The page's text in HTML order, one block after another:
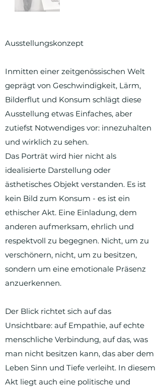
Ausstellungskonzept
Inmitten einer zeitgenössischen Welt
geprägt von Geschwindigkeit, Lärm,
Bilderflut und Konsum schlägt diese
Ausstellung etwas Einfaches, aber
zutiefst Notwendiges vor: innezuhalten
und wirklich zu sehen.
Das Porträt wird hier nicht als
idealisierte Darstellung oder
ästhetisches Objekt verstanden. Es ist
kein Bild zum Konsum - es ist ein
ethischer Akt. Eine Einladung, dem
anderen aufmerksam, ehrlich und
respektvoll zu begegnen. Nicht, um zu
ver­schönern, nicht, um zu besitzen,
sondern um eine emotionale Präsenz
anzuerkennen.
Der Blick richtet sich auf das
Unsichtbare: auf Empathie, auf echte
menschliche Verbindung, auf das, was
man nicht besitzen kann, das aber dem
Leben Sinn und Tiefe verleiht. In diesem
Akt liegt auch eine politische und